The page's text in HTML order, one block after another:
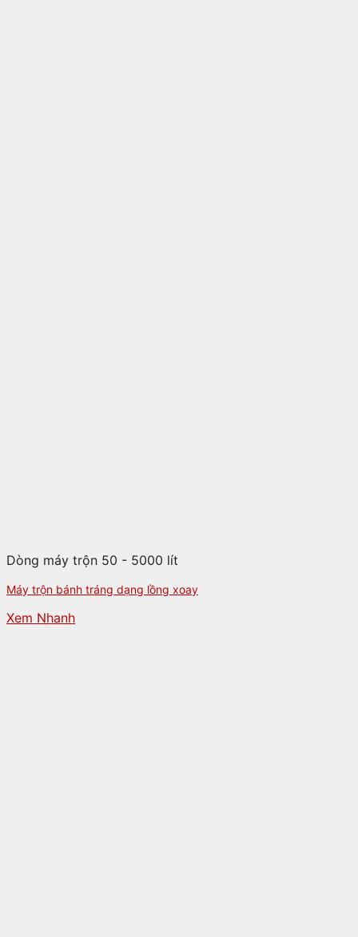
Dòng máy trộn 50 - 5000 lít
Máy trộn bánh tráng dạng lồng xoay
Xem Nhanh